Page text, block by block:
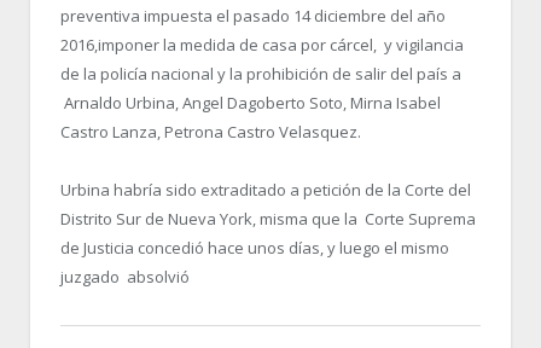
preventiva impuesta el pasado 14 diciembre del año
2016,imponer la medida de casa por cárcel, y vigilancia
de la policía nacional y la prohibición de salir del país a
Arnaldo Urbina, Angel Dagoberto Soto, Mirna Isabel
Castro Lanza, Petrona Castro Velasquez.
Urbina habría sido extraditado a petición de la Corte del
Distrito Sur de Nueva York, misma que la Corte Suprema
de Justicia concedió hace unos días, y luego el mismo
juzgado absolvió